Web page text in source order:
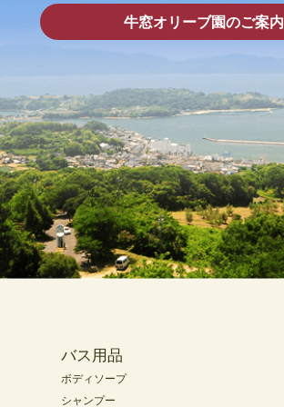
牛窓オリーブ園のご案内
バス用品
ボディソープ
シャンプー